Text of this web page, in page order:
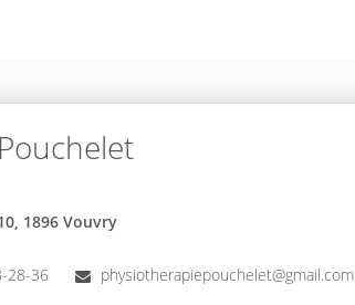
1896 Vouvry
28-36 physiotherapiepouchelet@gmail.com